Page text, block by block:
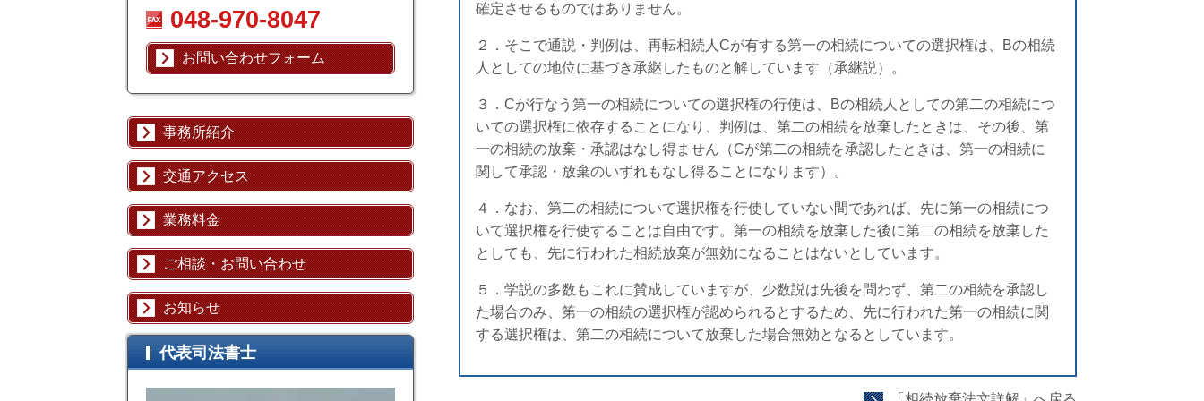
確定させるものではありません。
２．そこで通説・判例は、再転相続人Cが有する第一の相続についての選択権は、Bの相続
人としての地位に基づき承継したものと解しています（承継説）。
３．Cが行なう第一の相続についての選択権の行使は、Bの相続人としての第二の相続につ
いての選択権に依存することになり、判例は、第二の相続を放棄したときは、その後、第
一の相続の放棄・承認はなし得ません（Cが第二の相続を承認したときは、第一の相続に
関して承認・放棄のいずれもなし得ることになります）。
４．なお、第二の相続について選択権を行使していない間であれば、先に第一の相続につ
いて選択権を行使することは自由です。第一の相続を放棄した後に第二の相続を放棄した
としても、先に行われた相続放棄が無効になることはないとしています。
５．学説の多数もこれに賛成していますが、少数説は先後を問わず、第二の相続を承認し
た場合のみ、第一の相続の選択権が認められるとするため、先に行われた第一の相続に関
する選択権は、第二の相続について放棄した場合無効となるとしています。
048-970-8047
お問い合わせフォーム
事務所紹介
交通アクセス
業務料金
ご相談・お問い合わせ
お知らせ
代表司法書士